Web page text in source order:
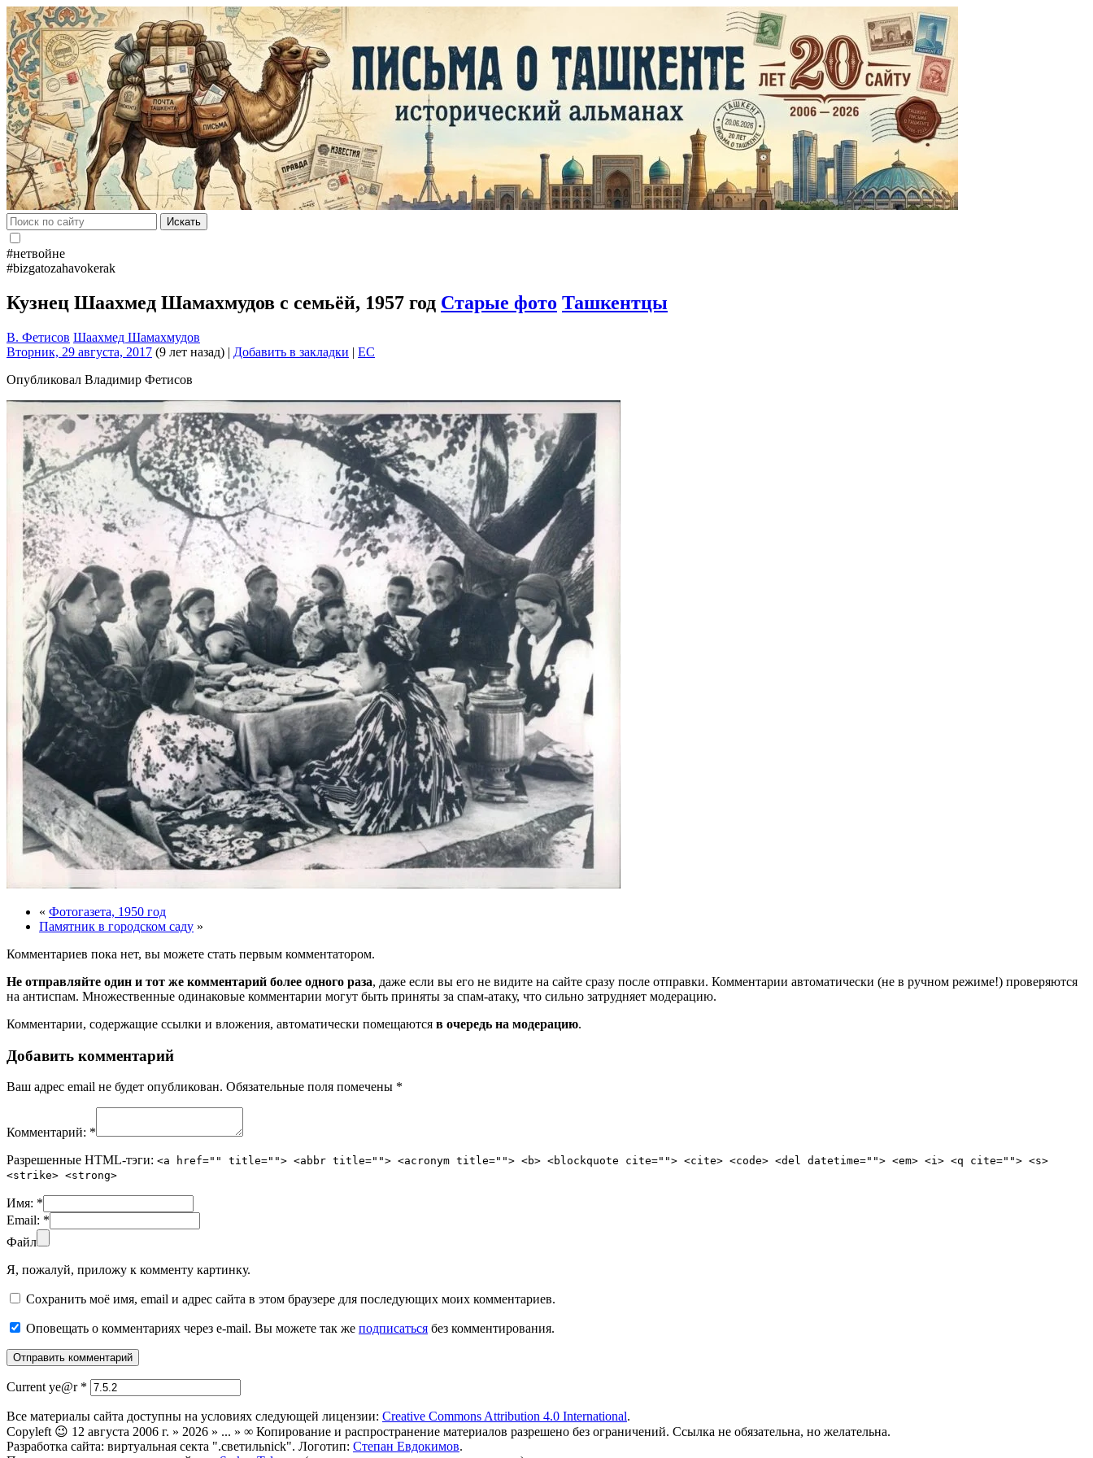
Искать
#нетвойне
#bizgatozahavokerak
Кузнец Шаахмед Шамахмудов с семьёй, 1957 год Старые фото Ташкентцы
В. Фетисов Шаахмед Шамахмудов
Вторник, 29 августа, 2017 (9 лет назад) | Добавить в закладки | EC
Опубликовал Владимир Фетисов
« Фотогазета, 1950 год
Памятник в городском саду »
Комментариев пока нет, вы можете стать первым комментатором.
Не отправляйте один и тот же комментарий более одного раза, даже если вы его не видите на сайте сразу после отправки. Комментарии автоматически (не в ручном режиме!) проверяются
на антиспам. Множественные одинаковые комментарии могут быть приняты за спам-атаку, что сильно затрудняет модерацию.
Комментарии, содержащие ссылки и вложения, автоматически помещаются в очередь на модерацию.
Добавить комментарий
Ваш адрес email не будет опубликован. Обязательные поля помечены *
Комментарий: *
Разрешенные HTML-тэги: <a href="" title=""> <abbr title=""> <acronym title=""> <b> <blockquote cite=""> <cite> <code> <del datetime=""> <em> <i> <q cite=""> <s>
<strike> <strong>
Имя: *
Email: *
Файл
Я, пожалуй, приложу к комменту картинку.
Сохранить моё имя, email и адрес сайта в этом браузере для последующих моих комментариев.
Оповещать о комментариях через e-mail. Вы можете так же подписаться без комментирования.
Current ye@r *
Все материалы сайта доступны на условиях следующей лицензии: Creative Commons Attribution 4.0 International.
Copyleft 😉 12 августа 2006 г. » 2026 » ... » ∞ Копирование и распространение материалов разрешено без ограничений. Ссылка не обязательна, но желательна.
Разработка сайта: виртуальная секта ".светильnick". Логотип: Степан Евдокимов.